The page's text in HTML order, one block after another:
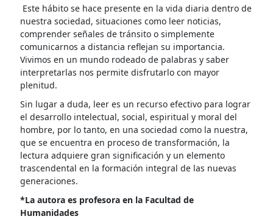
Este hábito se hace presente en la vida diaria dentro de
nuestra sociedad, situaciones como leer noticias,
comprender señales de tránsito o simplemente
comunicarnos a distancia reflejan su importancia.
Vivimos en un mundo rodeado de palabras y saber
interpretarlas nos permite disfrutarlo con mayor
plenitud.
Sin lugar a duda, leer es un recurso efectivo para lograr
el desarrollo intelectual, social, espiritual y moral del
hombre, por lo tanto, en una sociedad como la nuestra,
que se encuentra en proceso de transformación, la
lectura adquiere gran significación y un elemento
trascendental en la formación integral de las nuevas
generaciones.
*La autora es profesora en la Facultad de
Humanidades